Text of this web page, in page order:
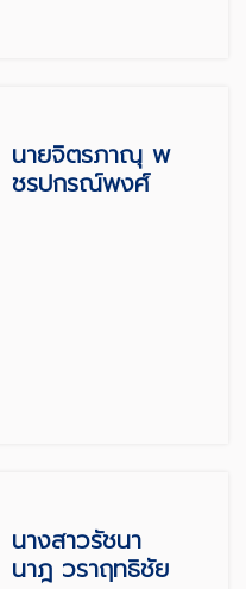
นายจิตรภาณุ พ
ชรปกรณ์พงศ์
นางสาวรัชนา
นาฎ วราฤทธิชัย